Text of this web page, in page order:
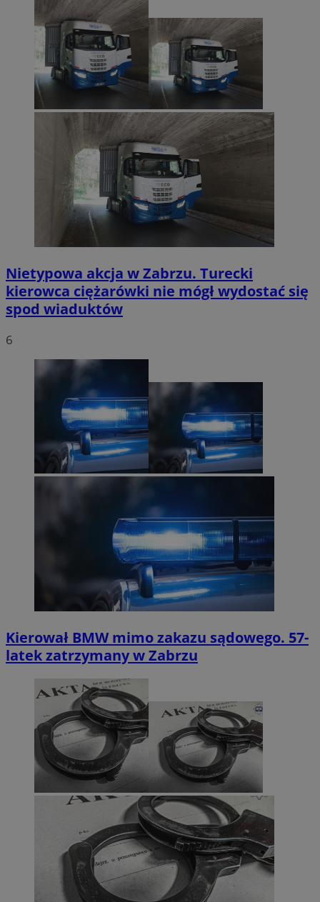
Nietypowa akcja w Zabrzu. Turecki
kierowca ciężarówki nie mógł wydostać się
spod wiaduktów
6
Kierował BMW mimo zakazu sądowego. 57-
latek zatrzymany w Zabrzu